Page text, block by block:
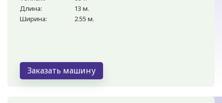
Длина:
13 м.
Ширина:
2.55 м.
Заказать машину